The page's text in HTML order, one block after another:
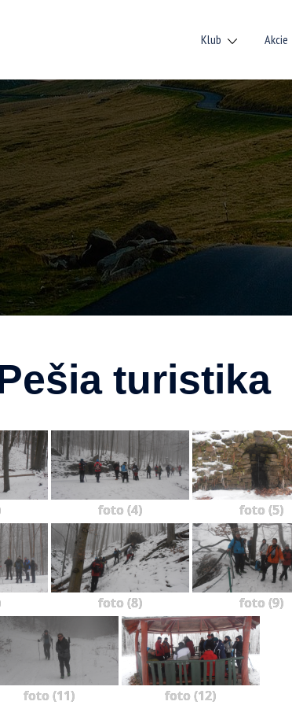
Klub Akcie
turistika
foto (4) foto (5)
foto (8) foto (9)
foto (11) foto (12)